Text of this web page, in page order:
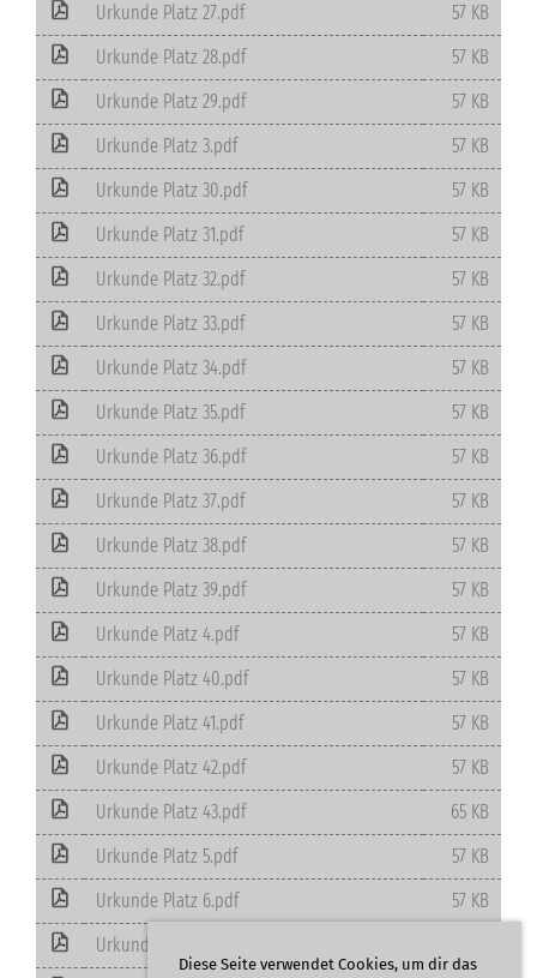
Diese Seite verwendet Cookies, um dir das
Urkunde Platz 27.pdf
57 KB
Urkunde Platz 28.pdf
57 KB
Urkunde Platz 29.pdf
57 KB
Urkunde Platz 3.pdf
57 KB
Urkunde Platz 30.pdf
57 KB
Urkunde Platz 31.pdf
57 KB
Urkunde Platz 32.pdf
57 KB
Urkunde Platz 33.pdf
57 KB
Urkunde Platz 34.pdf
57 KB
Urkunde Platz 35.pdf
57 KB
Urkunde Platz 36.pdf
57 KB
Urkunde Platz 37.pdf
57 KB
Urkunde Platz 38.pdf
57 KB
Urkunde Platz 39.pdf
57 KB
Urkunde Platz 4.pdf
57 KB
Urkunde Platz 40.pdf
57 KB
Urkunde Platz 41.pdf
57 KB
Urkunde Platz 42.pdf
57 KB
Urkunde Platz 43.pdf
65 KB
Urkunde Platz 5.pdf
57 KB
Urkunde Platz 6.pdf
57 KB
Urkunde Platz 7.pdf